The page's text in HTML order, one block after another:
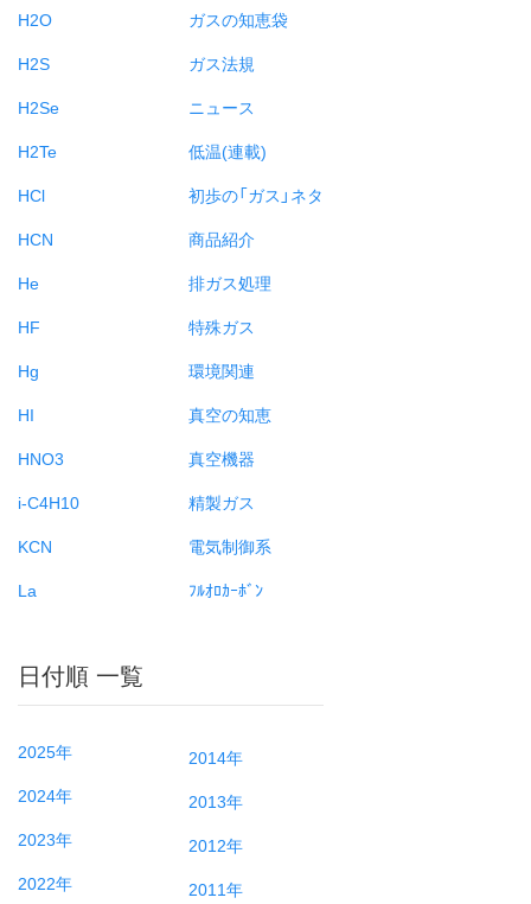
H2O
H2S
H2Se
H2Te
HCl
HCN
He
HF
Hg
HI
HNO3
i-C4H10
KCN
La
ガスの知恵袋
ガス法規
ニュース
低温(連載)
初歩の「ガス」ネタ
商品紹介
排ガス処理
特殊ガス
環境関連
真空の知恵
真空機器
精製ガス
電気制御系
ﾌﾙｵﾛｶｰﾎﾞﾝ
日付順 一覧
2025年
2024年
2023年
2022年
2014年
2013年
2012年
2011年